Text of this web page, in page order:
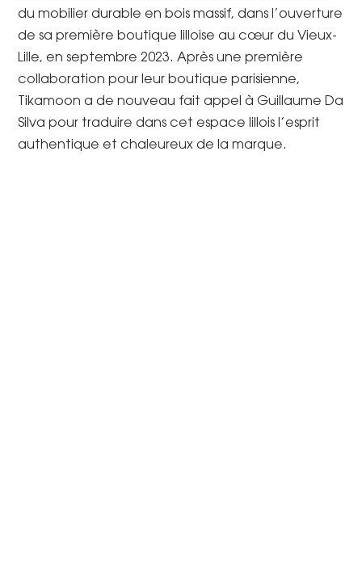
du mobilier durable en bois massif, dans l’ouverture
de sa première boutique lilloise au cœur du Vieux-
Lille, en septembre 2023. Après une première
collaboration pour leur boutique parisienne,
Tikamoon a de nouveau fait appel à Guillaume Da
Silva pour traduire dans cet espace lillois l’esprit
authentique et chaleureux de la marque.